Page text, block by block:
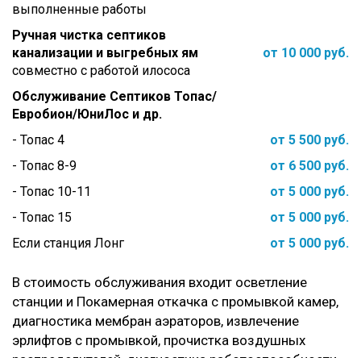
выполненные работы
Ручная чистка септиков
канализации и выгребных ям
совместно с работой илососа
от 10 000 руб.
Обслуживание Септиков Топас/
Евробион/ЮниЛос и др.
- Топас 4
от 5 500 руб.
- Топас 8-9
от 6 500 руб.
- Топас 10-11
от 5 000 руб.
- Топас 15
от 5 000 руб.
Если станция Лонг
от 5 000 руб.
В стоимость обслуживания входит осветление
станции и Покамерная откачка с промывкой камер,
диагностика мембран аэраторов, извлечение
эрлифтов с промывкой, прочистка воздушных